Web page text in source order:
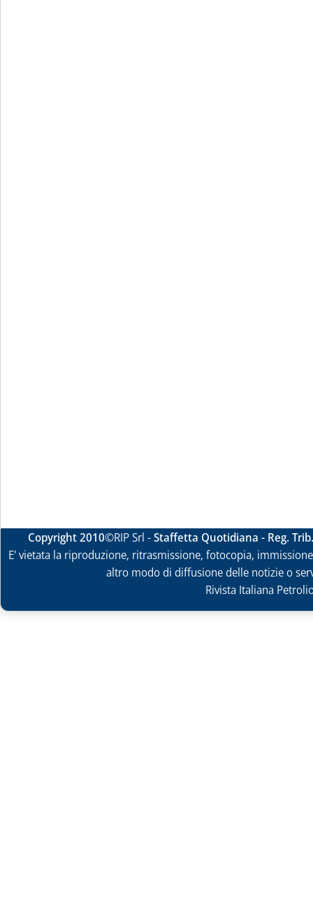
Copyright 2010©RIP Srl -Staffetta Quotidiana - Reg.
E' vietata la riproduzione, ritrasmissione, fotocopia,
altro modo di diffusione delle notizie o
Rivista Italiana